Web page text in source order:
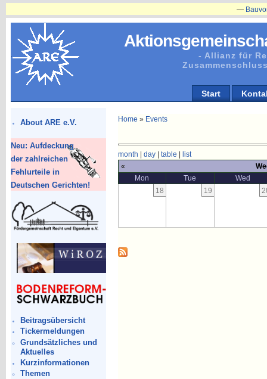
- Allianz für
Start
About ARE e.V.
Neu: Aufdeckung
der zahlreichen
Fehlurteile in
Deutschen Gerichten!
Beitragsübersicht
Tickermeldungen
Grundsätzliches und
Aktuelles
Kurzinformationen
Themen
Home » Events
month day| table
list
«
Mon
Tue
Wed
18
19